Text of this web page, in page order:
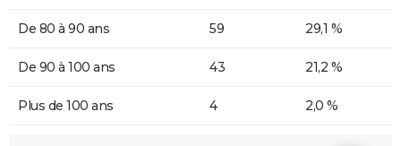
De 80 à 90 ans 59 29,1 %
De 90 à 100 ans 43 21,2 %
Plus de 100 ans 4 2,0 %